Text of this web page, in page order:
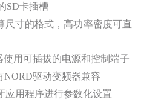
SD卡插槽
尺寸的格式，高功率密度可直
使用可插拔的电源和控制端子
NORD驱动变频器兼容
应用程序进行参数化设置